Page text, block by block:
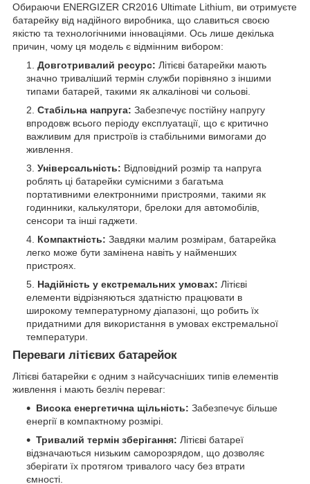
Обираючи ENERGIZER CR2016 Ultimate Lithium, ви отримуєте
батарейку від надійного виробника, що славиться своєю
якістю та технологічними інноваціями. Ось лише декілька
причин, чому ця модель є відмінним вибором:
Довготривалий ресурс: Літієві батарейки мають
значно триваліший термін служби порівняно з іншими
типами батарей, такими як алкалінові чи сольові.
Стабільна напруга: Забезпечує постійну напругу
впродовж всього періоду експлуатації, що є критично
важливим для пристроїв із стабільними вимогами до
живлення.
Універсальність: Відповідний розмір та напруга
роблять ці батарейки сумісними з багатьма
портативними електронними пристроями, такими як
годинники, калькулятори, брелоки для автомобілів,
сенсори та інші гаджети.
Компактність: Завдяки малим розмірам, батарейка
легко може бути замінена навіть у найменших
пристроях.
Надійність у екстремальних умовах: Літієві
елементи відрізняються здатністю працювати в
широкому температурному діапазоні, що робить їх
придатними для використання в умовах екстремальної
температури.
Переваги літієвих батарейок
Літієві батарейки є одним з найсучасніших типів елементів
живлення і мають безліч переваг:
Висока енергетична щільність: Забезпечує більше
енергії в компактному розмірі.
Тривалий термін зберігання: Літієві батареї
відзначаються низьким саморозрядом, що дозволяє
зберігати їх протягом тривалого часу без втрати
ємності.